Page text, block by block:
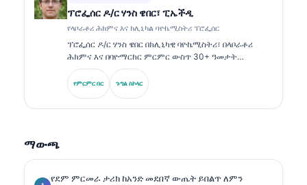
ፕሮፌሰር ዶ/ር ሃንስ ዌበር፣ ፒኤችዲ
የላቦራቶሪ ሕክምና እና ክሊኒካል ባዮኬሚስትሪ ፕሮፌሰር
ፕሮፌሰር ዶ/ር ሃንስ ዌበር በክሊኒካዊ ባዮኬሚስትሪ፣ በላቦራቶሪ
ሕክምና እና በባዮማርከር ምርምር ውስጥ 30+ ዓመታት
የባለሙያነት ልምድ ያለው ነው። ቀድሞ የጀርመን ክሊኒካዊ
ኬሚስትሪ ማህበር (German Society for Clinical
Chemistry) ፕሬዝዳንት ነበር፤ በምርመራ ፓነል ትንተና፣
የምርምር በር ጉግል ስኮላር
ማውጫ
የደም ምርመራ ታሪክ ከአንድ መደበኛ ውጤት ይበልጥ ለምን